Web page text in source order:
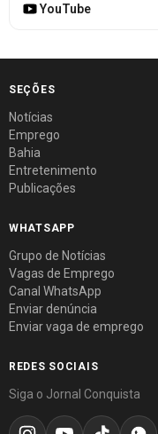
YouTube
SEÇÕES
Notícias
Emprego
Bahia
Entretenimento
Publicações
WHATSAPP
Grupo de Notícias
Vagas de Emprego
Canal WhatsApp
Enviar denúncia
Enviar vaga de emprego
REDES SOCIAIS
Siga o Jornal Conquista